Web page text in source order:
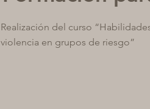
Realización del curso
violencia en grupos de riesgo”